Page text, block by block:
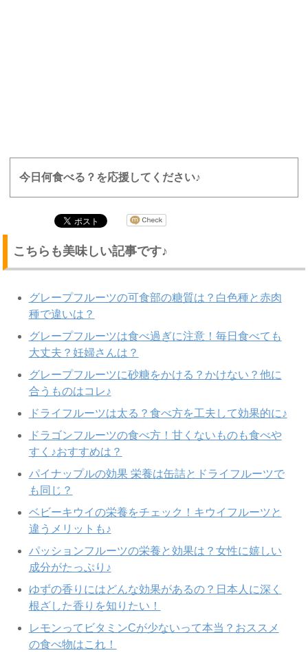
今日何食べる？を応援してください♪
こちらも美味しい記事です♪
グレープフルーツの可食部の糖質は？白色種と赤肉
種で違いは？
グレープフルーツは食べ過ぎに注意！毎日食べても
大丈夫？妊婦さんは？
グレープフルーツに砂糖をかける？かけない？他に
合うものはコレ♪
ドライフルーツは太る？食べ方を工夫して効果的に♪
ドラゴンフルーツの食べ方！甘くないものも食べや
すく♪おすすめは？
パイナップルの効果 栄養は缶詰とドライフルーツで
も同じ？
ベビーキウイの栄養をチェック！キウイフルーツと
違うメリットも♪
パッションフルーツの栄養と効果は？女性に嬉しい
成分がたっぷり♪
ゆずの香りにはどんな効果があるの？日本人に深く
根ざした香りを知りたい！
レモンってビタミンCが少ないって本当？おススメ
の食べ物はこれ！